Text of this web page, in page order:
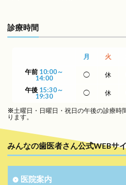
診療時間
月 火
午前 10:00～
14:00
◯ 休
午後 15:30～
19:30
◯ 休
※土曜日・日曜日・祝日の午後の診療
ります。
みんなの歯医者さん公式WEBサ
医院案内